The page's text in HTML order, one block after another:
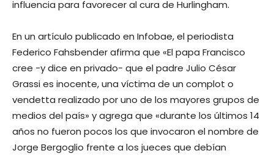
influencia para favorecer al cura de Hurlingham.
En un artículo publicado en Infobae, el periodista
Federico Fahsbender afirma que «El papa Francisco
cree -y dice en privado- que el padre Julio César
Grassi es inocente, una víctima de un complot o
vendetta realizado por uno de los mayores grupos de
medios del país» y agrega que «durante los últimos 14
años no fueron pocos los que invocaron el nombre de
Jorge Bergoglio frente a los jueces que debían